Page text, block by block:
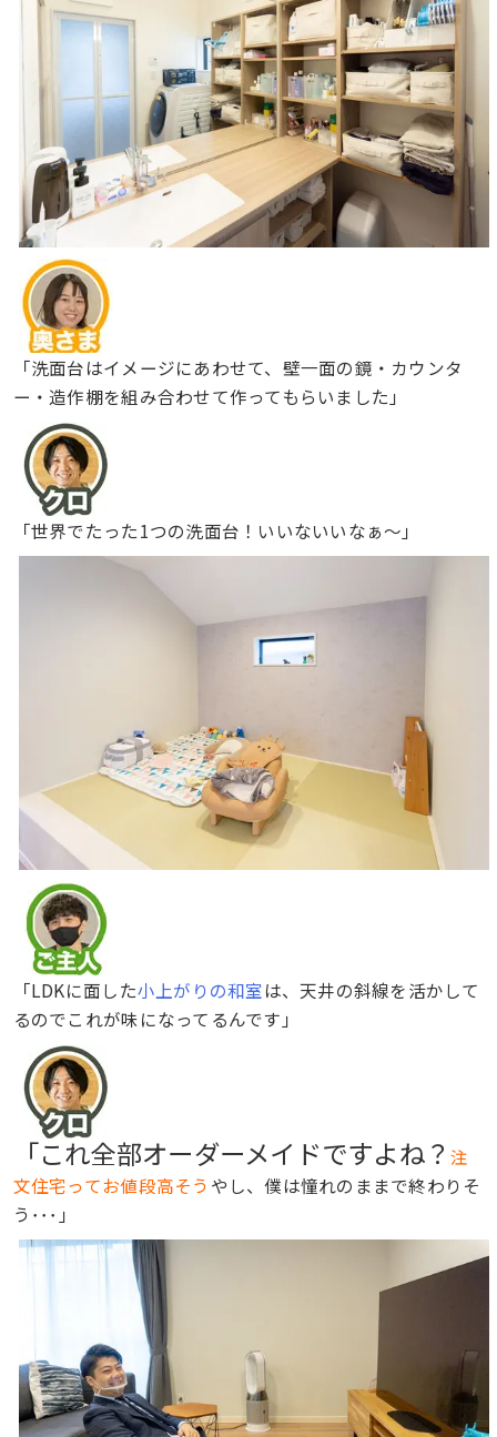
「洗面台はイメージにあわせて、壁一面の鏡・カウンタ
ー・造作棚を組み合わせて作ってもらいました」
「世界でたった1つの洗面台！いいないいなぁ〜」
「LDKに面した小上がりの和室は、天井の斜線を活かして
るのでこれが味になってるんです」
「これ全部オーダーメイドですよね？注
文住宅ってお値段高そう やし、僕は憧れのままで終わりそ
う･･･」